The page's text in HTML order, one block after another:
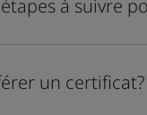
à suivre
un certificat?